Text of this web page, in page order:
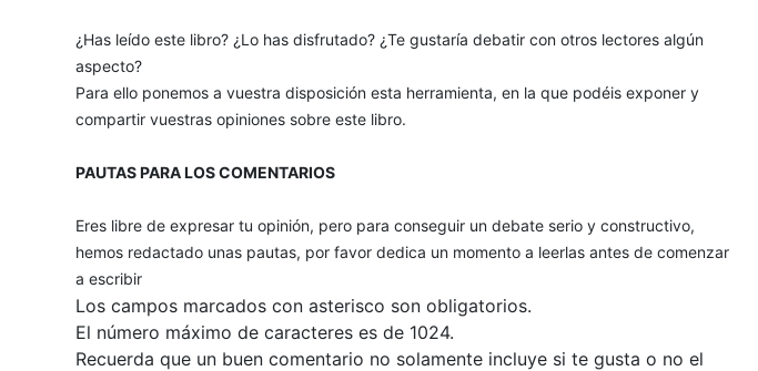
¿Has leído este libro? ¿Lo has disfrutado? ¿Te gustaría debatir con otros lectores algún
aspecto?
Para ello ponemos a vuestra disposición esta herramienta, en la que podéis exponer y
compartir vuestras opiniones sobre este libro.
PAUTAS PARA LOS COMENTARIOS
Eres libre de expresar tu opinión, pero para conseguir un debate serio y constructivo,
hemos redactado unas pautas, por favor dedica un momento a leerlas antes de comenzar
a escribir
Los campos marcados con asterisco son obligatorios.
El número máximo de caracteres es de 1024.
Recuerda que un buen comentario no solamente incluye si te gusta o no el